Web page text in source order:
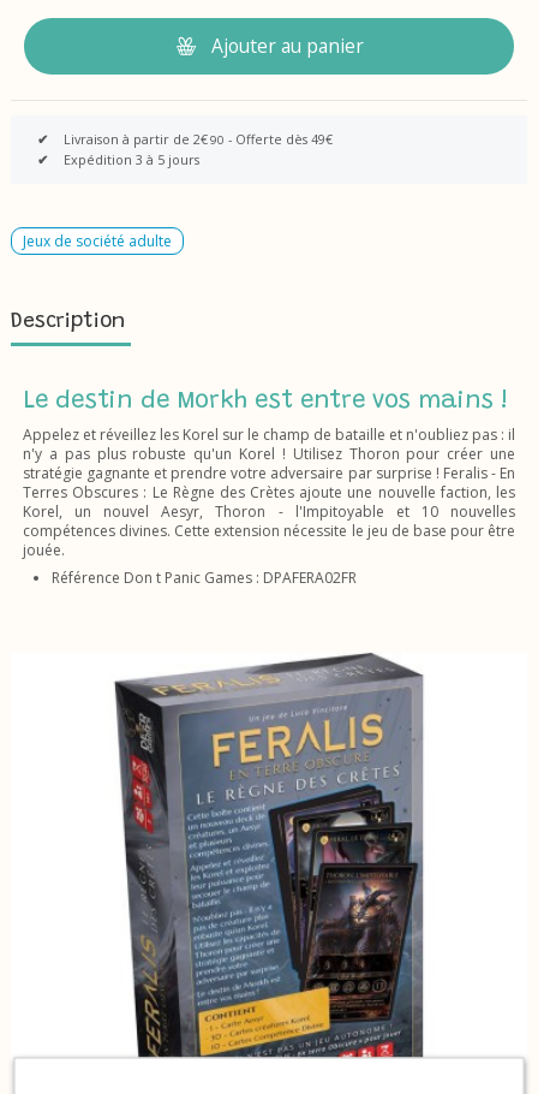
Ajouter au panier
✔ Livraison à partir de 2€90 - Offerte dès 49€
✔
Expédition 3 à 5 jours
Jeux de société adulte
Description
Le destin de Morkh est entre vos mains !
Appelez et réveillez les Korel sur le champ de bataille et n'oubliez pas : il
n'y a pas plus robuste qu'un Korel ! Utilisez Thoron pour créer une
stratégie gagnante et prendre votre adversaire par surprise ! Feralis - En
Terres Obscures : Le Règne des Crètes ajoute une nouvelle faction, les
Korel, un nouvel Aesyr, Thoron - l'Impitoyable et 10 nouvelles
compétences divines. Cette extension nécessite le jeu de base pour être
jouée.
Référence Don t Panic Games : DPAFERA02FR